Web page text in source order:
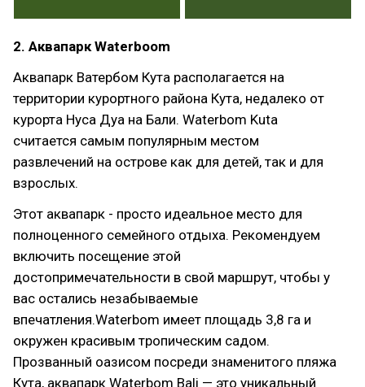
2. Аквапарк Waterboom
Аквапарк Ватербом Кута располагается на
территории курортного района Кута, недалеко от
курорта Нуса Дуа на Бали. Waterbom Kuta
считается самым популярным местом
развлечений на острове как для детей, так и для
взрослых.
Этот аквапарк - просто идеальное место для
полноценного семейного отдыха. Рекомендуем
включить посещение этой
достопримечательности в свой маршрут, чтобы у
вас остались незабываемые
впечатления.Waterbom имеет площадь 3,8 га и
окружен красивым тропическим садом.
Прозванный оазисом посреди знаменитого пляжа
Кута, аквапарк Waterbom Bali — это уникальный